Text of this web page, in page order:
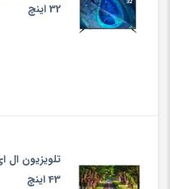
32 اینچ
43 اینچ